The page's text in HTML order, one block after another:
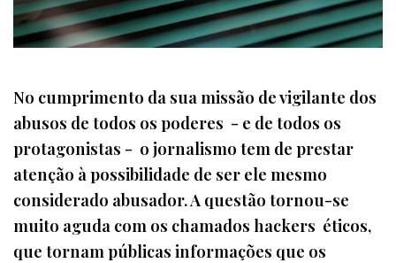
No cumprimento da sua missão de vigilante dos
abusos de todos os poderes - e de todos os
protagonistas - o jornalismo tem de prestar
atenção à possibilidade de ser ele mesmo
considerado abusador. A questão tornou-se
muito aguda com os chamados hackers éticos,
que tornam públicas informações que os